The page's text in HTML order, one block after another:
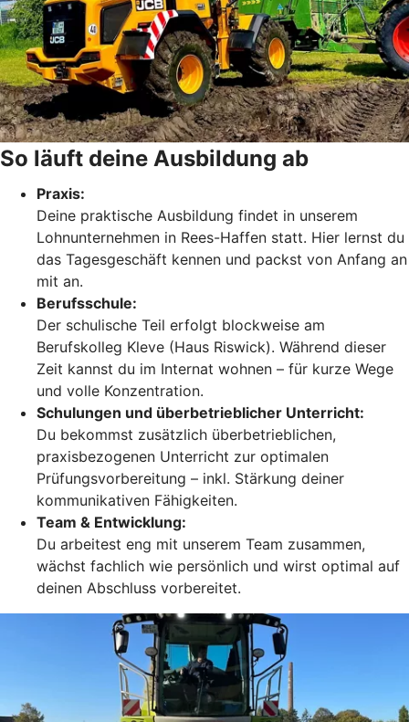
So läuft deine Ausbildung ab
Praxis:
Deine praktische Ausbildung findet in unserem
Lohnunternehmen in Rees-Haffen statt. Hier lernst du
das Tagesgeschäft kennen und packst von Anfang an
mit an.
Berufsschule:
Der schulische Teil erfolgt blockweise am
Berufskolleg Kleve (Haus Riswick). Während dieser
Zeit kannst du im Internat wohnen – für kurze Wege
und volle Konzentration.
Schulungen und überbetrieblicher Unterricht:
Du bekommst zusätzlich überbetrieblichen,
praxisbezogenen Unterricht zur optimalen
Prüfungsvorbereitung – inkl. Stärkung deiner
kommunikativen Fähigkeiten.
Team & Entwicklung:
Du arbeitest eng mit unserem Team zusammen,
wächst fachlich wie persönlich und wirst optimal auf
deinen Abschluss vorbereitet.